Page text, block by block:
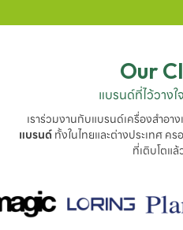
Our
แบรนด์ที่ไว้วาง
เราร่วมงานกับแบรนด์เครื่องสำอา
แบรนด์ทั้งในไทยและต่างประเทศ ค
ที่เติบโตแ